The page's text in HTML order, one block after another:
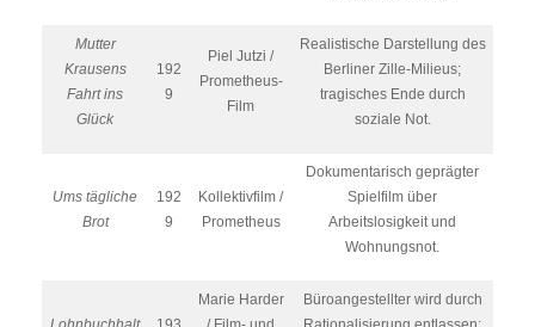
Mutter
Krausens
Fahrt ins
Glück
192
9
Piel Jutzi /
Prometheus-
Film
Realistische Darstellung des
Berliner Zille-Milieus;
tragisches Ende durch
soziale Not.
Ums tägliche
Brot
192
9
Kollektivfilm /
Prometheus
Dokumentarisch geprägter
Spielfilm über
Arbeitslosigkeit und
Wohnungsnot.
Marie Harder
Büroangestellter wird durch